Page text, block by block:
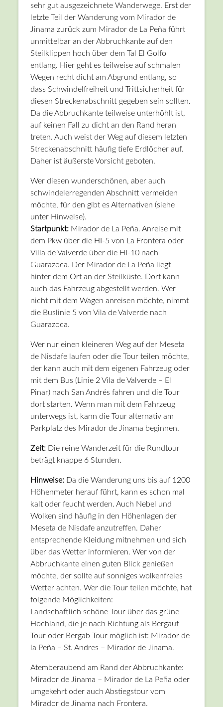
sehr gut ausgezeichnete Wanderwege. Erst der
letzte Teil der Wanderung vom Mirador de
Jinama zurück zum Mirador de La Peña führt
unmittelbar an der Abbruchkante auf den
Steilklippen hoch über dem Tal El Golfo
entlang. Hier geht es teilweise auf schmalen
Wegen recht dicht am Abgrund entlang, so
dass Schwindelfreiheit und Trittsicherheit für
diesen Streckenabschnitt gegeben sein sollten.
Da die Abbruchkante teilweise unterhöhlt ist,
auf keinen Fall zu dicht an den Rand heran
treten. Auch weist der Weg auf diesem letzten
Streckenabschnitt häufig tiefe Erdlöcher auf.
Daher ist äußerste Vorsicht geboten.
Wer diesen wunderschönen, aber auch
schwindelerregenden Abschnitt vermeiden
möchte, für den gibt es Alternativen (siehe
unter Hinweise).
Startpunkt: Mirador de La Peña. Anreise mit
dem Pkw über die HI-5 von La Frontera oder
Villa de Valverde über die HI-10 nach
Guarazoca. Der Mirador de La Peña liegt
hinter dem Ort an der Steilküste. Dort kann
auch das Fahrzeug abgestellt werden. Wer
nicht mit dem Wagen anreisen möchte, nimmt
die Buslinie 5 von Vila de Valverde nach
Guarazoca.
Wer nur einen kleineren Weg auf der Meseta
de Nisdafe laufen oder die Tour teilen möchte,
der kann auch mit dem eigenen Fahrzeug oder
mit dem Bus (Linie 2 Vila de Valverde – El
Pinar) nach San Andrés fahren und die Tour
dort starten. Wenn man mit dem Fahrzeug
unterwegs ist, kann die Tour alternativ am
Parkplatz des Mirador de Jinama beginnen.
Zeit: Die reine Wanderzeit für die Rundtour
beträgt knappe 6 Stunden.
Hinweise: Da die Wanderung uns bis auf 1200
Höhenmeter herauf führt, kann es schon mal
kalt oder feucht werden. Auch Nebel und
Wolken sind häufig in den Höhenlagen der
Meseta de Nisdafe anzutreffen. Daher
entsprechende Kleidung mitnehmen und sich
über das Wetter informieren. Wer von der
Abbruchkante einen guten Blick genießen
möchte, der sollte auf sonniges wolkenfreies
Wetter achten. Wer die Tour teilen möchte, hat
folgende Möglichkeiten:
Landschaftlich schöne Tour über das grüne
Hochland, die je nach Richtung als Bergauf
Tour oder Bergab Tour möglich ist: Mirador de
la Peña – St. Andres – Mirador de Jinama.
Atemberaubend am Rand der Abbruchkante:
Mirador de Jinama – Mirador de La Peña oder
umgekehrt oder auch Abstiegstour vom
Mirador de Jinama nach Frontera.